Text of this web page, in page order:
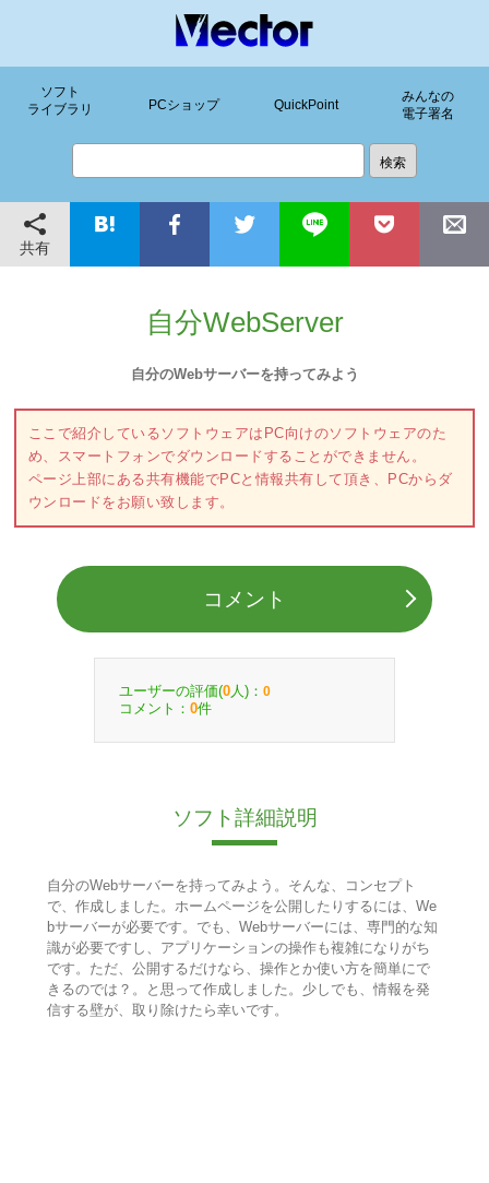
ソフト
ライブラリ
PCショップ QuickPoint
みんなの
電子署名
共有
自分WebServer
自分のWebサーバーを持ってみよう
ここで紹介しているソフトウェアはPC向けのソフトウェアのた
め、スマートフォンでダウンロードすることができません。
ページ上部にある共有機能でPCと情報共有して頂き、PCからダ
ウンロードをお願い致します。
コメント
ユーザーの評価(0 人)： 0
コメント： 0件
ソフト詳細説明
自分のWebサーバーを持ってみよう。そんな、コンセプト
で、作成しました。ホームページを公開したりするには、We
bサーバーが必要です。でも、Webサーバーには、専門的な知
識が必要ですし、アプリケーションの操作も複雑になりがち
です。ただ、公開するだけなら、操作とか使い方を簡単にで
きるのでは？。と思って作成しました。少しでも、情報を発
信する壁が、取り除けたら幸いです。